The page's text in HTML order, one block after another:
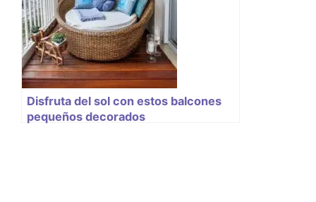
Disfruta del sol con estos balcones
pequeños decorados